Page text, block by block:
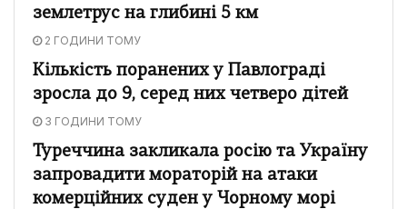
землетрус на глибині 5 км
2 ГОДИНИ ТОМУ
Кількість поранених у Павлограді
зросла до 9, серед них четверо дітей
3 ГОДИНИ ТОМУ
Туреччина закликала росію та Україну
запровадити мораторій на атаки
комерційних суден у Чорному морі